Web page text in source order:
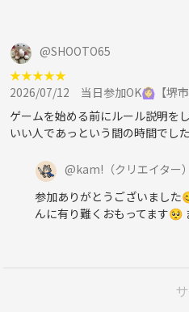
@SHOOTO65
★★★★★
2026/07/12
当日参加OK🙆‍♀️【堺
ゲームを始める前にルール説明を
いい人であっという間の時間でし
@kam! （クリエイター）
参加ありがとうございました
んに有り難くおもってます